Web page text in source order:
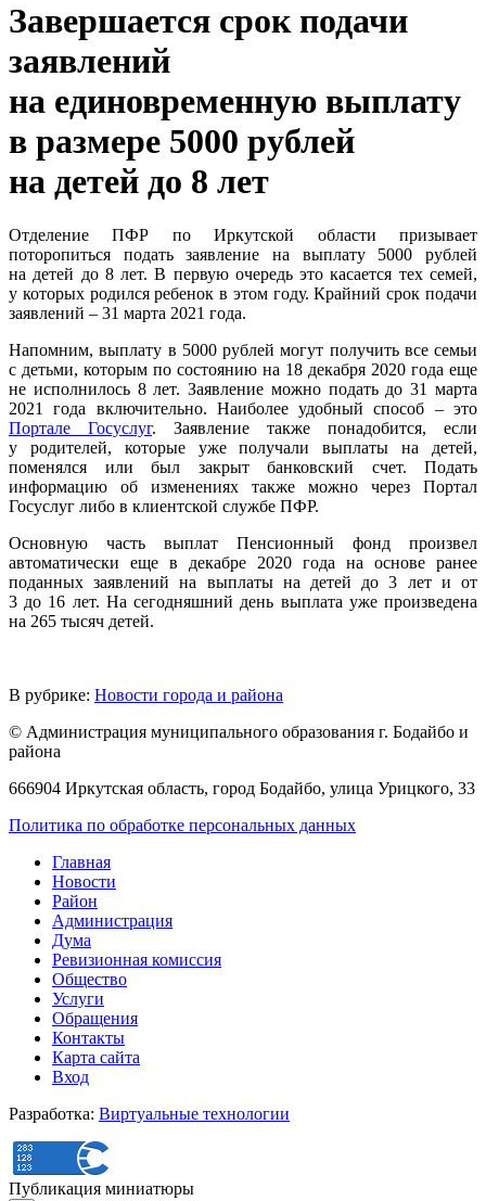
Завершается срок подачи
заявлений
на единовременную выплату
в размере 5000 рублей
на детей до 8 лет
Отделение ПФР по Иркутской области призывает
поторопиться подать заявление на выплату 5000 рублей
на детей до 8 лет. В первую очередь это касается тех семей,
у которых родился ребенок в этом году. Крайний срок подачи
заявлений – 31 марта 2021 года.
Напомним, выплату в 5000 рублей могут получить все семьи
с детьми, которым по состоянию на 18 декабря 2020 года еще
не исполнилось 8 лет. Заявление можно подать до 31 марта
2021 года включительно. Наиболее удобный способ – это
Портале Госуслуг. Заявление также понадобится, если
у родителей, которые уже получали выплаты на детей,
поменялся или был закрыт банковский счет. Подать
информацию об изменениях также можно через Портал
Госуслуг либо в клиентской службе ПФР.
Основную часть выплат Пенсионный фонд произвел
автоматически еще в декабре 2020 года на основе ранее
поданных заявлений на выплаты на детей до 3 лет и от
3 до 16 лет. На сегодняшний день выплата уже произведена
на 265 тысяч детей.
В рубрике: Новости города и района
© Администрация муниципального образования г. Бодайбо и
района
666904 Иркутская область, город Бодайбо, улица Урицкого, 33
Политика по обработке персональных данных
Главная
Новости
Район
Администрация
Дума
Ревизионная комиссия
Общество
Услуги
Обращения
Контакты
Карта сайта
Вход
Разработка: Виртуальные технологии
Публикация миниатюры